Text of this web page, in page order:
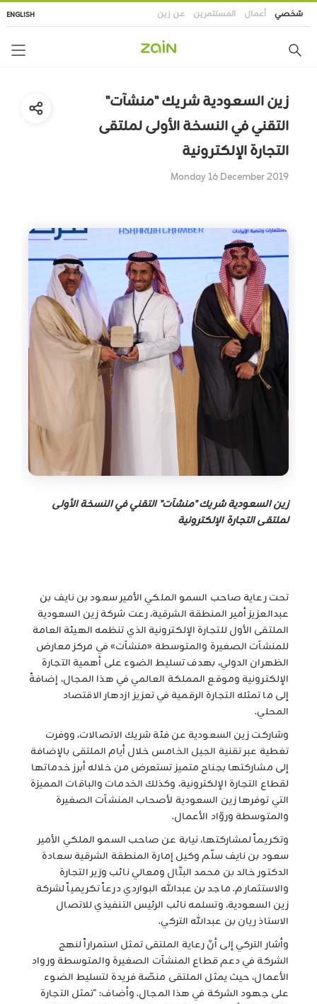
تجاوز
إلى
الرئيسي
شخصي أعمال المستثمرين عن زين ENGLISH
زين السعودية شريك "منشآت"
التقني في النسخة الأولى لملتقى
التجارة الإلكترونية
Monday 16 December 2019
زين السعودية شريك "منشآت" التقني في النسخة الأولى
لملتقى التجارة الإلكترونية
تحت رعاية صاحب السمو الملكي الأمير سعود بن نايف بن
عبدالعزيز أمير المنطقة الشرقية، رعت شركة زين السعودية
الملتقى الأول للتجارة الإلكترونية الذي تنظمه الهيئة العامة
للمنشآت الصغيرة والمتوسطة «منشآت» في مركز معارض
الظهران الدولي، بهدف تسليط الضوء على أهمية التجارة
الإلكترونية وموقع المملكة العالمي في هذا المجال، إضافةً
إلى ما تمثله التجارة الرقمية في تعزيز ازدهار الاقتصاد
المحلي.
وشاركت زين السعودية عن فئة شريك الاتصالات، ووفرت
تغطية عبر تقنية الجيل الخامس خلال أيام الملتقى بالإضافة
إلى مشاركتها بجناح متميز تستعرض من خلاله أبرز خدماتها
لقطاع التجارة الإلكترونية، وكذلك الخدمات والباقات المميزة
التي توفرها زين السعودية لأصحاب المنشآت الصغيرة
والمتوسطة وروّاد الأعمال.
وتكريماً لمشاركتها، نيابة عن صاحب السمو الملكي الأمير
سعود بن نايف سلّم وكيل إمارة المنطقة الشرقية سعادة
الدكتور خالد بن محمد البتّال ومعالي نائب وزير التجارة
والاستثمار م. ماجد بن عبدالله البواردي درعاً تكريمياً لشركة
زين السعودية، وتسلمه نائب الرئيس التنفيذي للاتصال
الاستاذ ريان بن عبدالله التركي.
وأشار التركي إلى أنّ رعاية الملتقى تمثل استمراراً لنهج
الشركة في دعم قطاع المنشآت الصغيرة والمتوسطة ورواد
الأعمال، حيث يمثل الملتقى منصّة فريدة لتسليط الضوء
على جهود الشركة في هذا المجال. وأضاف: "تمثل التجارة